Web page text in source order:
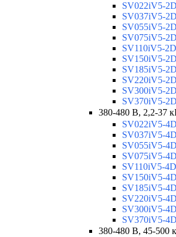
SV022iV5-
SV037iV5-
SV055iV5-
SV075iV5-
SV110iV5-
SV150iV5-
SV185iV5-
SV220iV5-
SV300iV5-
SV370iV5-
380-480 В, 2,2-37
SV022iV5-
SV037iV5-
SV055iV5-
SV075iV5-
SV110iV5-
SV150iV5-
SV185iV5-
SV220iV5-
SV300iV5-
SV370iV5-
380-480 В, 45-500